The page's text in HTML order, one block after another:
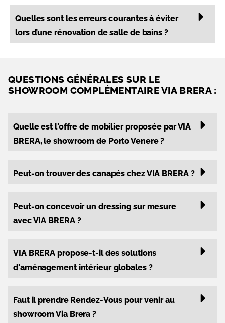
Quelles sont les erreurs courantes à éviter
lors d’une rénovation de salle de bains ?
QUESTIONS GÉNÉRALES SUR LE
SHOWROOM COMPLÉMENTAIRE VIA BRERA :
Quelle est l'offre de mobilier proposée par VIA
BRERA, le showroom de Porto Venere ?
Peut-on trouver des canapés chez VIA BRERA ?
Peut-on concevoir un dressing sur mesure
avec VIA BRERA ?
VIA BRERA propose-t-il des solutions
d'aménagement intérieur globales ?
Faut il prendre Rendez-Vous pour venir au
showroom Via Brera ?